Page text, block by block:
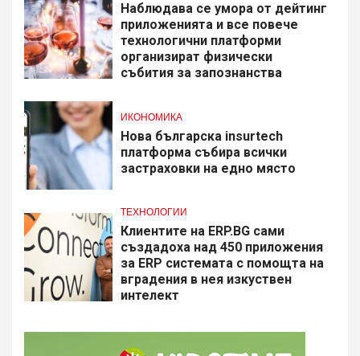
Наблюдава се умора от дейтинг
приложенията и все повече
технологични платформи
организират физически
събития за запознанства
ИКОНОМИКА
Нова българска insurtech
платформа събира всички
застраховки на едно място
ТЕХНОЛОГИИ
Клиентите на ERP.BG сами
създадоха над 450 приложения
за ERP системата с помощта на
вградения в нея изкуствен
интелект